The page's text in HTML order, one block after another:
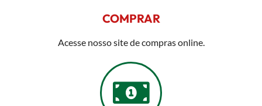
COMPRAR
Acesse nosso site de compras online.